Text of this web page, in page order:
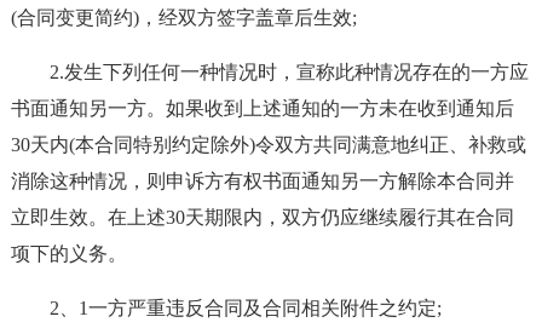
(合同变更简约)，经双方签字盖章后生效;
2.发生下列任何一种情况时，宣称此种情况存在的一方应
书面通知另一方。如果收到上述通知的一方未在收到通知后
30天内(本合同特别约定除外)令双方共同满意地纠正、补救或
消除这种情况，则申诉方有权书面通知另一方解除本合同并
立即生效。在上述30天期限内，双方仍应继续履行其在合同
项下的义务。
2、1一方严重违反合同及合同相关附件之约定;